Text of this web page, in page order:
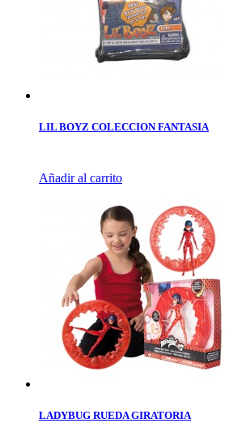
LIL BOYZ COLECCION FANTASIA
Añadir al carrito
LADYBUG RUEDA GIRATORIA